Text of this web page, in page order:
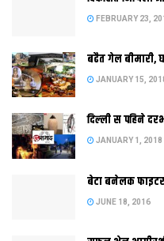
क डगरूआ थाना क्षेत्र क लोक
FEBRUARY 23,
बढैत गेल बीमारी,
JANUARY 15,
दिल्‍ली स पहिने
JANUARY 1, 2018
बेटा बनेलक
JUNE 18, 2016